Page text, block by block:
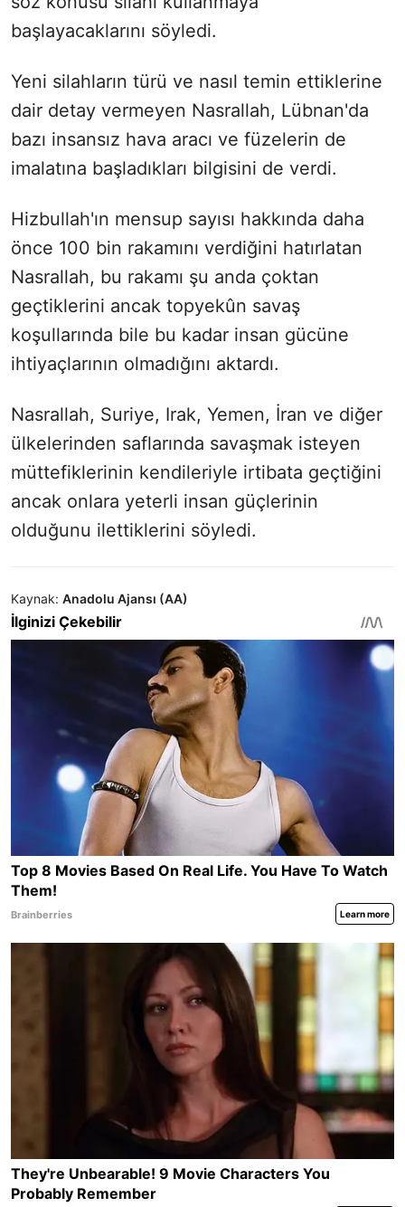
başlayacaklarını söyledi.
Yeni silahların türü ve nasıl temin ettiklerine
dair detay vermeyen Nasrallah, Lübnan'da
bazı insansız hava aracı ve füzelerin de
imalatına başladıkları bilgisini de verdi.
Hizbullah'ın mensup sayısı hakkında daha
önce 100 bin rakamını verdiğini hatırlatan
Nasrallah, bu rakamı şu anda çoktan
geçtiklerini ancak topyekûn savaş
koşullarında bile bu kadar insan gücüne
ihtiyaçlarının olmadığını aktardı.
Nasrallah, Suriye, Irak, Yemen, İran ve diğer
ülkelerinden saflarında savaşmak isteyen
müttefiklerinin kendileriyle irtibata geçtiğini
ancak onlara yeterli insan güçlerinin
olduğunu ilettiklerini söyledi.
Kaynak: Anadolu Ajansı (AA)